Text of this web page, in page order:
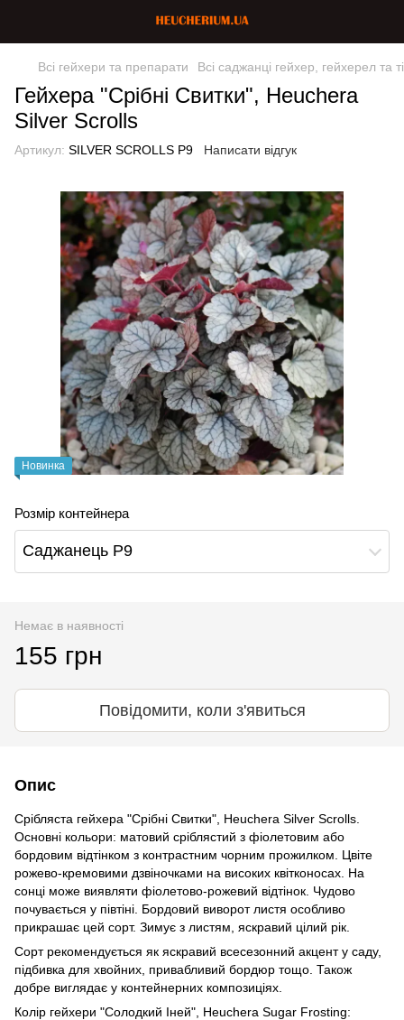
Всі гейхери та препарати Всі саджанці гейхер, гейхерел та
Гейхера "Срібні Свитки", Heuchera
Silver Scrolls
Артикул: SILVER SCROLLS P9 Написати відгук
Новинка
Розмір контейнера
Саджанець Р9
Немає в наявності
155 грн
Повідомити, коли з'явиться
Опис
Срібляста гейхера "Срібні Свитки", Heuchera Silver Scrolls.
Основні кольори: матовий сріблястий з фіолетовим або
бордовим відтінком з контрастним чорним прожилком. Цвіте
рожево-кремовими дзвіночками на високих квітконосах. На
сонці може виявляти фіолетово-рожевий відтінок. Чудово
почувається у півтіні. Бордовий виворот листя особливо
прикрашає цей сорт. Зимує з листям, яскравий цілий рік.
Сорт рекомендується як яскравий всесезонний акцент у саду,
підбивка для хвойних, привабливий бордюр тощо. Також
добре виглядає у контейнерних композиціях.
Колір гейхери "Солодкий Іней", Heuchera Sugar Frosting: